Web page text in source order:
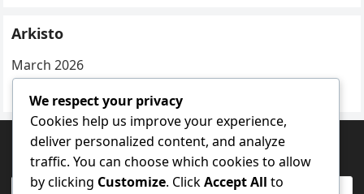
Arkisto
March 2026
February 2026
HAKU
Search
We respect your privacy
Cookies help us improve your experience,
deliver personalized content, and analyze
traffic. You can choose which cookies to allow
by clicking Customize. ClickAccept All to